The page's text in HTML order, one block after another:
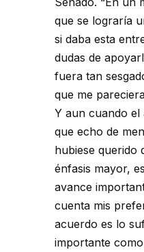
que se lograría
si daba esta
dudas de
fuera tan
que me
Y aun cuando el
que echo de
hubiese querido
énfasis mayor,
avance
cuenta mis
acuerdo es lo
importante